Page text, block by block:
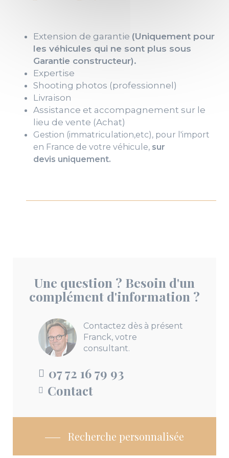
Extension de garantie (Uniquement pour
les véhicules qui ne sont plus sous
Garantie constructeur).
Expertise
Shooting photos (professionnel)
Livraison
Assistance et accompagnement sur le
lieu de vente (Achat)
Gestion (immatriculation,etc), pour l'import
en France de votre véhicule, sur
devis uniquement.
Une question ? Besoin d'un
complément d'information ?
Contactez dès à présent
Franck, votre
consultant.
07 72 16 79 93
Contact
Recherche personnalisée